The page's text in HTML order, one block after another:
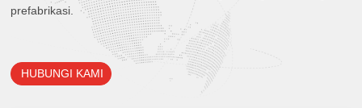
prefabrikasi.
HUBUNGI KAMI